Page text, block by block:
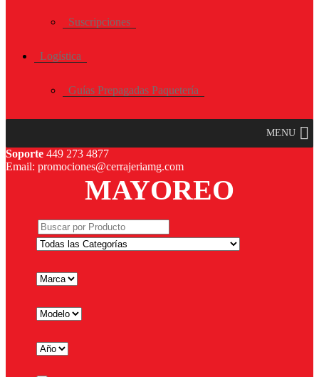
Suscripciones
Logística
Guías Prepagadas Paquetería
MENU
Soporte 449 273 4877
Email: promociones@cerrajeriamg.com
MAYOREO